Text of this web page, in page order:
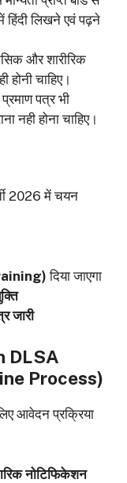
हिंदी लिखने एवं पढ़ने
और शारीरिक
होनी चाहिए।
पत्र भी
नही होना चाहिए।
2026 में चयन
दिया जाएगा
जारी
DLSA
Process)
आवेदन प्रक्रिया
नोटिफिकेशन